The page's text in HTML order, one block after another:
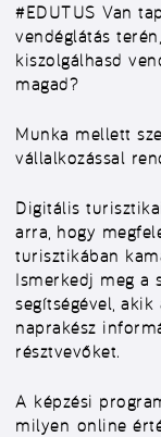
#EDUTUS Van
vendéglátás
kiszolgálhasd
magad?
Munka mellett
vállalkozással
Digitális
arra, hogy
turisztikában
Ismerkedj meg a
segítségével,
naprakész
résztvevőket.
A képzési
milyen online